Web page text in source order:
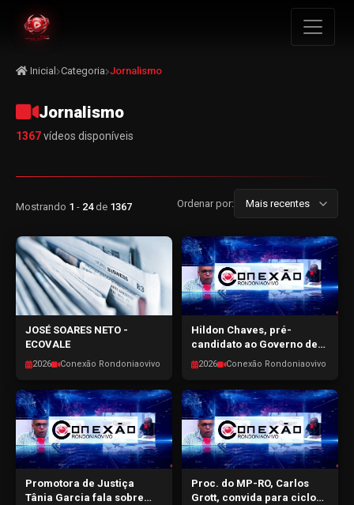
Inicial Categoria Jornalismo
Jornalismo
1367vídeos disponíveis
Mostrando 1 - 24de 1367 Ordenar por:
JOSÉ SOARES NETO -
ECOVALE
2026 Conexão Rondoniaovivo
Hildon Chaves, pré-
candidato ao Governo de
RO, fala do cenário político
e pré-campanha -
CONEXÃO RONDONIAOVIVO
- 22/04/2026
2026 Conexão Rondoniaovivo
Promotora de Justiça
Tânia Garcia fala sobre
Proc. do MP-RO, Carlos
Grott, convida para ciclo